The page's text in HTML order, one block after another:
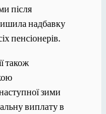
після
надбавку
пенсіонерів.
також
зими
виплату в